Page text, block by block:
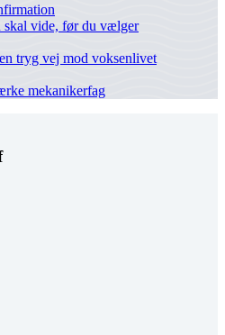
skal vide, før du vælger
tryg vej mod voksenlivet
mekanikerfag